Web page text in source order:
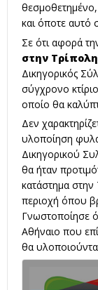
θεσμοθετημένο,
και όποτε αυτό
Σε ότι αφορά
στην Τρίπολη
Δικηγορικός
σύγχρονο
οποίο θα
Δεν
υλοποίηση
Δικηγορικού
θα ήταν
κατάστημα
περιοχή όπου
Γνωστοποίησε
Αθήναιο που
θα